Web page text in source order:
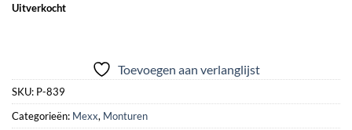
Uitverkocht
Toevoegen aan verlanglijst
SKU: P-839
Categorieën: Mexx, Monturen